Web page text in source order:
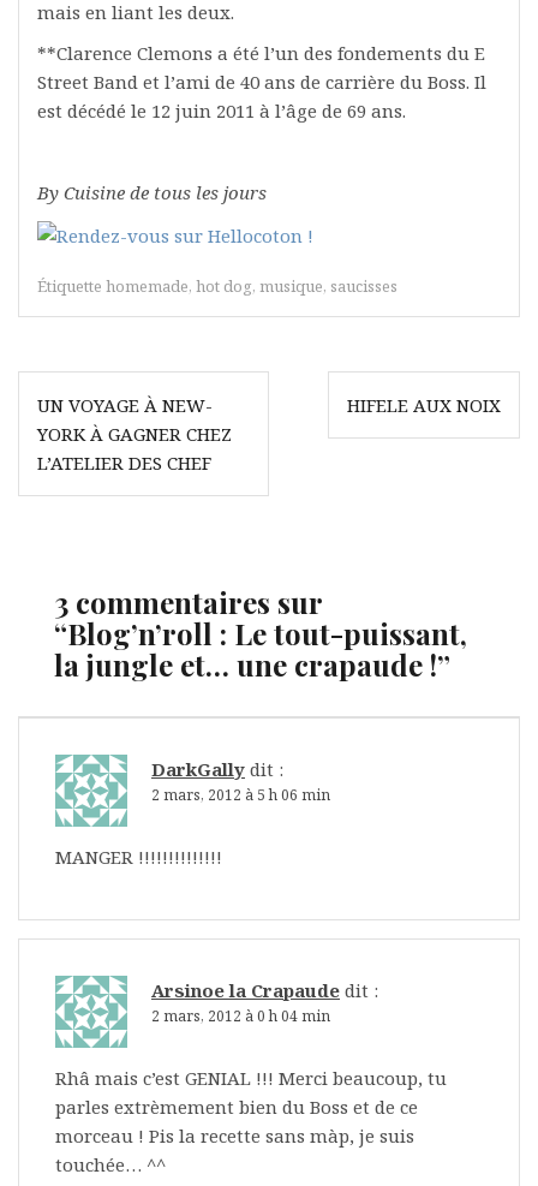
mais en liant les deux.
**Clarence Clemons a été l’un des fondements du E
Street Band et l’ami de 40 ans de carrière du Boss. Il
est décédé le 12 juin 2011 à l’âge de 69 ans.
By Cuisine de tous les jours
Étiquette homemade, hot dog, musique, saucisses
Navigation
de
l’article
UN VOYAGE À NEW-
YORK À GAGNER CHEZ
L’ATELIER DES CHEF
HIFELE AUX NOIX
3 commentaires sur
“Blog’n’roll : Le tout-puissant,
la jungle et… une crapaude !”
DarkGally dit :
2 mars, 2012 à 5 h 06 min
MANGER !!!!!!!!!!!!!!
Arsinoe la Crapaude dit :
2 mars, 2012 à 0 h 04 min
Rhâ mais c’est GENIAL !!! Merci beaucoup, tu
parles extrèmement bien du Boss et de ce
morceau ! Pis la recette sans màp, je suis
touchée… ^^